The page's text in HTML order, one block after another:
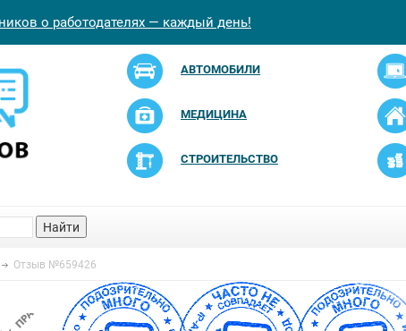
о работодателях — каждый день!
АВТОМОБИЛИ
МЕДИЦИНА
СТРОИТЕЛЬСТВО
Найти
Отзыв №659426